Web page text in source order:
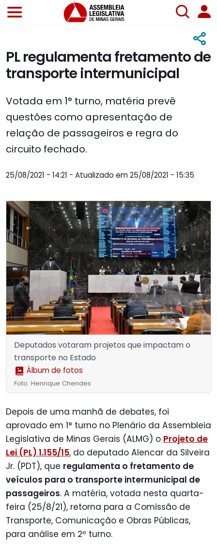
PL regulamenta fretamento de
transporte intermunicipal
Votada em 1° turno, matéria prevê
questões como apresentação de
relação de passageiros e regra do
circuito fechado.
25/08/2021 - 14:21 - Atualizado em 25/08/2021 - 15:35
Deputados votaram projetos que impactam o
transporte no Estado
Álbum de fotos
Foto: Henrique Chendes
Depois de uma manhã de debates, foi
aprovado em 1° turno no Plenário da Assembleia
Legislativa de Minas Gerais (ALMG) o Projeto de
Lei (PL) 1.155/15, do deputado Alencar da Silveira
Jr. (PDT), que regulamenta o fretamento de
veículos para o transporte intermunicipal de
passageiros. A matéria, votada nesta quarta-
feira (25/8/21), retorna para a Comissão de
Transporte, Comunicação e Obras Públicas,
para análise em 2º turno.